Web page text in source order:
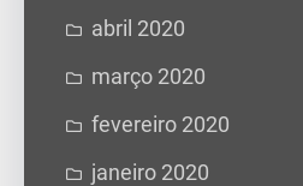
abril 2020
março 2020
fevereiro 2020
janeiro 2020